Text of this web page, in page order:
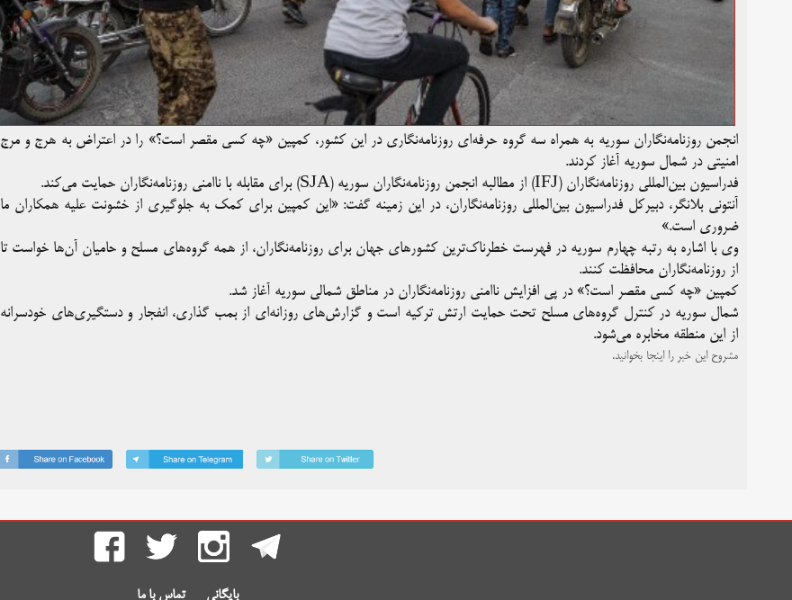
انجمن روزنامه‌نگاران سوریه به همراه سه گروه حرفه‌ای روزنامه‌نگاری در این کشور، کمپین «چه کسی مقصر است؟» را در اعتراض به هرج و مرج
امنیتی در شمال سوریه آغاز کردند.
فدراسیون بین‌المللی روزنامه‌نگاران (IFJ) از مطالبه انجمن روزنامه‌نگاران سوریه (SJA) برای مقابله با ناامنی روزنامه‌نگاران حمایت می‌کند.
آنتونی بلانگر، دبیرکل فدراسیون بین‌المللی روزنامه‌نگاران، در این زمینه گفت: «این کمپین برای کمک به جلوگیری از خشونت علیه همکاران ما
ضروری است.»
وی با اشاره به رتبه چهارم سوریه در فهرست خطرناک‌ترین کشور‌های جهان برای روزنامه‌نگاران، از همه گروه‌های مسلح و حامیان آن‌ها خواست تا
از روزنامه‌نگاران محافظت کنند.
کمپین «چه کسی مقصر است؟» در پی افزایش ناامنی روزنامه‌نگاران در مناطق شمالی سوریه آغاز شد.
شمال سوریه در کنترل گروه‌های مسلح تحت حمایت ارتش ترکیه است و گزارش‌های روزانه‌ای از بمب گذاری، انفجار و دستگیری‌های خودسرانه
از این منطقه مخابره می‌شود.
مشروح این خبر را اینجا بخوانید.
بایگانی تماس با ما